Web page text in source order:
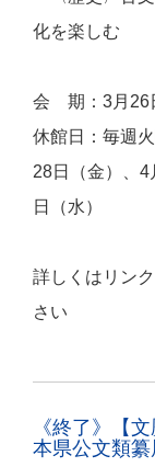
化を楽しむ
会 期：3月26
休館日：毎週
28日（金）、
日（水）
詳しくはリンク
さい
《終了》【
本県公文類